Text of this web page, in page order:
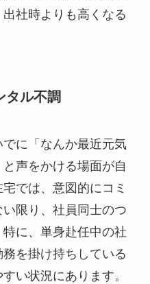
社時よりも高くなる
タル不調
に「なんか最近元気
声をかける場面が自
では、意図的にコミ
限り、社員同士のつ
に、単身赴任中の社
を掛け持ちしている
い状況にあります。